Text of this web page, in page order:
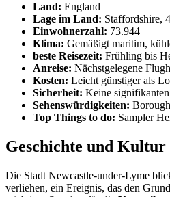
Land: England
Lage im Land: Staffordshire,
Einwohnerzahl: 73.944
Klima: Gemäßigt maritim,
beste Reisezeit: Frühling bis
Anreise: Nächstgelegene
Kosten: Leicht günstiger als
Sicherheit: Keine
Sehenswürdigkeiten:
Top Things to do: Sampler
Geschichte und Kultur
Die Stadt Newcastle-under-Lyme
verliehen, ein Ereignis, das den